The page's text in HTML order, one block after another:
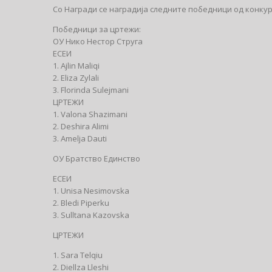
Со Награди се наградија следните победници од
Победници за цртежи:
ОУ Нико Нестор Струга
ЕСЕИ
1. Ajlin Maliqi
2. Eliza Zylali
3. Florinda Sulejmani
ЦРТЕЖИ
1. Valona Shazimani
2. Deshira Alimi
3. Amelja Dauti
ОУ Братство Единство
ЕСЕИ
1. Unisa Nesimovska
2. Bledi Piperku
3. Sulltana Kazovska
ЦРТЕЖИ
1. Sara Telqiu
2. Diellza Lleshi